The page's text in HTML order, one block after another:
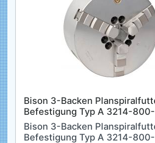
Bison 3-Backen
Befestigung Typ A 3214-
Bison 3-Backen
Befestigung Typ A 3214-